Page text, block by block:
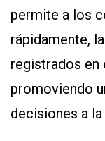
CONTÁCTENOS
AYUDA
TÉRMINOS
Y
CONDICIONES
POLÍTICAS
PRIVACIDAD
permite a los
rápidamente,
registrados en
promoviendo
decisiones a